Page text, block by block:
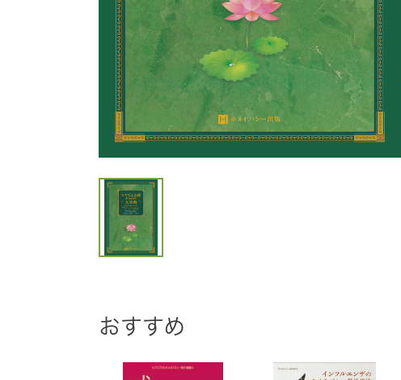
おすすめ